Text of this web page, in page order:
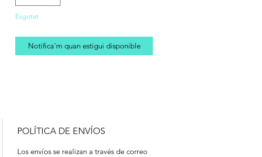
Esgotat
Notifica'm quan estigui disponible
POLÍTICA DE ENVÍOS
Los envíos se realizan a través de correo